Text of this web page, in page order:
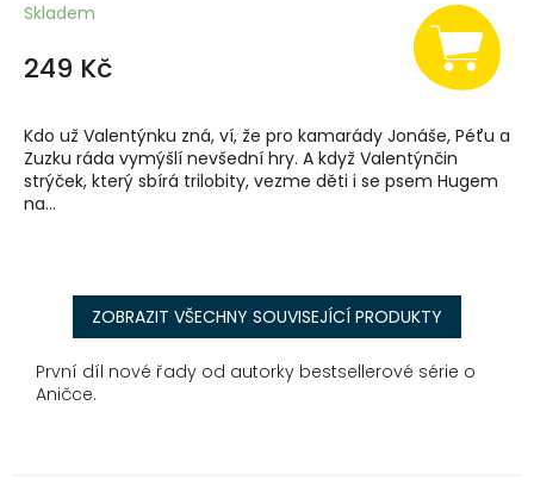
Skladem
249 Kč
Kdo už Valentýnku zná, ví, že pro kamarády Jonáše, Péťu a
Zuzku ráda vymýšlí nevšední hry. A když Valentýnčin
strýček, který sbírá trilobity, vezme děti i se psem Hugem
na...
ZOBRAZIT VŠECHNY SOUVISEJÍCÍ PRODUKTY
První díl nové řady od autorky bestsellerové série o
Aničce.